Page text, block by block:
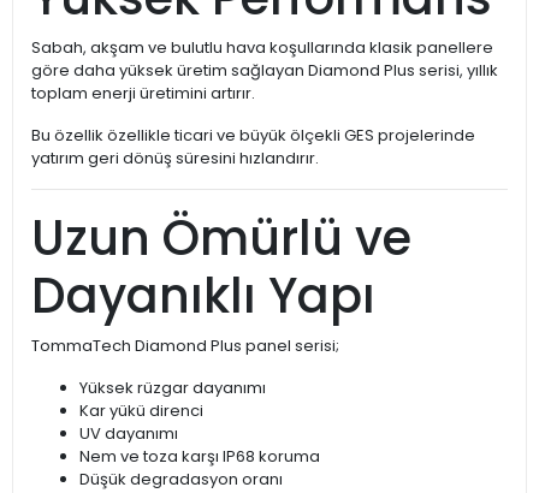
Sabah, akşam ve bulutlu hava koşullarında klasik panellere
göre daha yüksek üretim sağlayan Diamond Plus serisi, yıllık
toplam enerji üretimini artırır.
Bu özellik özellikle ticari ve büyük ölçekli GES projelerinde
yatırım geri dönüş süresini hızlandırır.
Uzun Ömürlü ve
Dayanıklı Yapı
TommaTech Diamond Plus panel serisi;
Yüksek rüzgar dayanımı
Kar yükü direnci
UV dayanımı
Nem ve toza karşı IP68 koruma
Düşük degradasyon oranı